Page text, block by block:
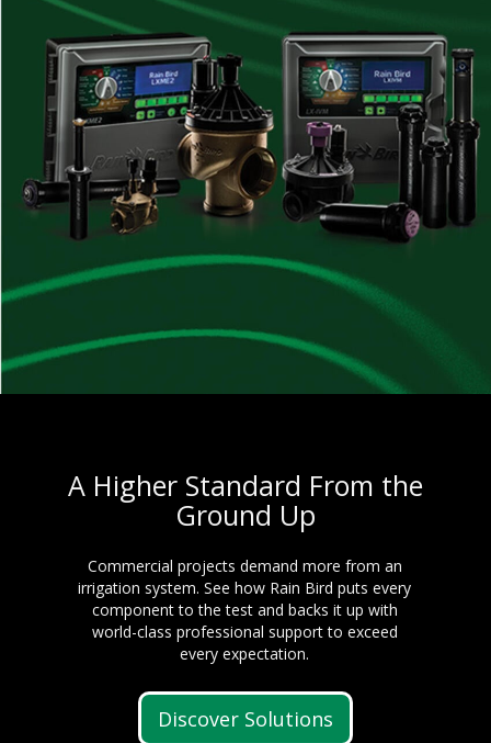
A Higher Standard From the
Ground Up
Commercial projects demand more from an
irrigation system. See how Rain Bird puts every
component to the test and backs it up with
world-class professional support to exceed
every expectation.
Discover Solutions